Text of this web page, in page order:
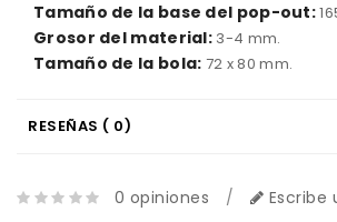
Tamaño de la base del pop-out:
Grosor del material: 3-4 mm.
Tamaño de la bola: 72 x 80 mm.
RESEÑAS ( 0)
0 opiniones / Escribe